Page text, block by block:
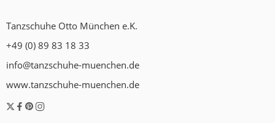
Tanzschuhe Otto München e.K.
+49 (0) 89 83 18 33
info@tanzschuhe-muenchen.de
www.tanzschuhe-muenchen.de